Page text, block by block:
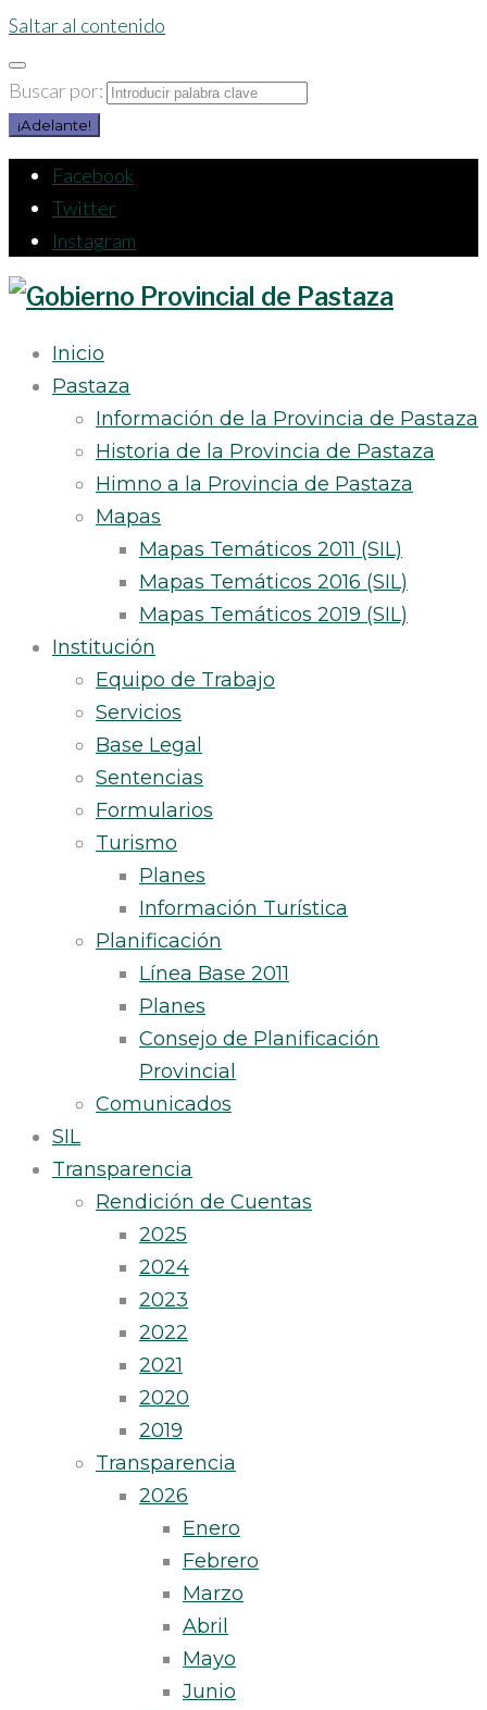
Saltar al contenido
Buscar por:
¡Adelante!
Facebook
Twitter
Instagram
Inicio
Pastaza
Información de la Provincia de Pastaza
Historia de la Provincia de Pastaza
Himno a la Provincia de Pastaza
Mapas
Mapas Temáticos 2011 (SIL)
Mapas Temáticos 2016 (SIL)
Mapas Temáticos 2019 (SIL)
Institución
Equipo de Trabajo
Servicios
Base Legal
Sentencias
Formularios
Turismo
Planes
Información Turística
Planificación
Línea Base 2011
Planes
Consejo de Planificación
Provincial
Comunicados
SIL
Transparencia
Rendición de Cuentas
2025
2024
2023
2022
2021
2020
2019
Transparencia
2026
Enero
Febrero
Marzo
Abril
Mayo
Junio